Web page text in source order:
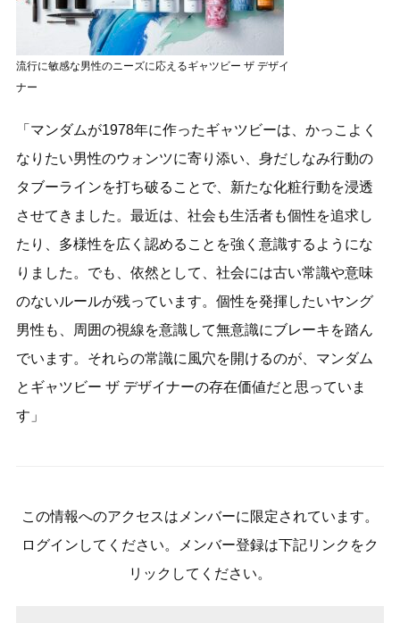
流行に敏感な男性のニーズに応えるギャツビー ザ デザイ
ナー
「マンダムが1978年に作ったギャツビーは、かっこよく
なりたい男性のウォンツに寄り添い、身だしなみ行動の
タブーラインを打ち破ることで、新たな化粧行動を浸透
させてきました。最近は、社会も生活者も個性を追求し
たり、多様性を広く認めることを強く意識するようにな
りました。でも、依然として、社会には古い常識や意味
のないルールが残っています。個性を発揮したいヤング
男性も、周囲の視線を意識して無意識にブレーキを踏ん
でいます。それらの常識に風穴を開けるのが、マンダム
とギャツビー ザ デザイナーの存在価値だと思っていま
す」
この情報へのアクセスはメンバーに限定されています。
ログインしてください。メンバー登録は下記リンクをク
リックしてください。